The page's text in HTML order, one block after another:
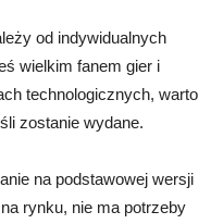
od indywidualnych
wielkim fanem gier i
technologicznych, warto
zostanie wydane.
na podstawowej wersji
rynku, nie ma potrzeby